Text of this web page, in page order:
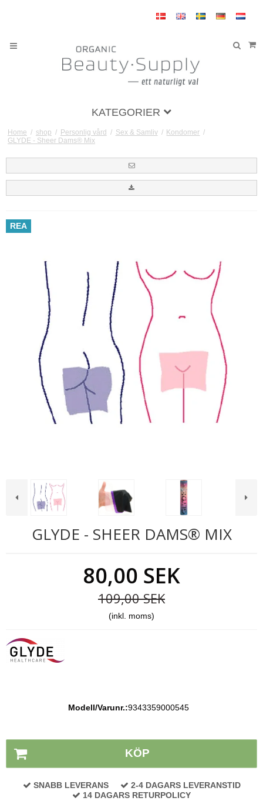
KATEGORIER
Home / shop / Personlig vård / Sex & Samliv / Kondomer /
GLYDE - Sheer Dams® Mix
REA
GLYDE - SHEER DAMS® MIX
80,00 SEK
109,00 SEK
(inkl. moms)
Modell/Varunr.:9343359000545
KÖP
SNABB LEVERANS
2-4 DAGARS LEVERANSTID
14 DAGARS RETURPOLICY